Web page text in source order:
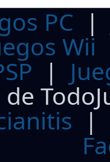
PC
Wii
|
de
|